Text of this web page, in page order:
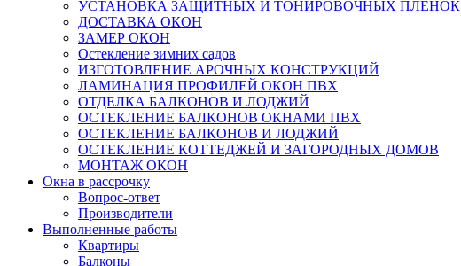
УСТАНОВКА ЗАЩИТНЫХ И ТОНИРОВОЧНЫХ ПЛЕНОК
ДОСТАВКА ОКОН
ЗАМЕР ОКОН
Остекление зимних садов
ИЗГОТОВЛЕНИЕ АРОЧНЫХ КОНСТРУКЦИЙ
ЛАМИНАЦИЯ ПРОФИЛЕЙ ОКОН ПВХ
ОТДЕЛКА БАЛКОНОВ И ЛОДЖИЙ
ОСТЕКЛЕНИЕ БАЛКОНОВ ОКНАМИ ПВХ
ОСТЕКЛЕНИЕ БАЛКОНОВ И ЛОДЖИЙ
ОСТЕКЛЕНИЕ КОТТЕДЖЕЙ И ЗАГОРОДНЫХ ДОМОВ
МОНТАЖ ОКОН
Окна в рассрочку
Вопрос-ответ
Производители
Выполненные работы
Квартиры
Балконы